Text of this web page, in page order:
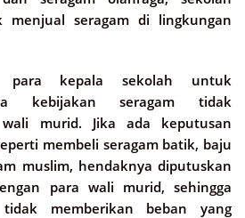
seragam di lingkungan
para kepala sekolah untuk
kebijakan seragam tidak
murid. Jika ada keputusan
membeli seragam batik, baju
muslim, hendaknya diputuskan
para wali murid, sehingga
memberikan beban yang